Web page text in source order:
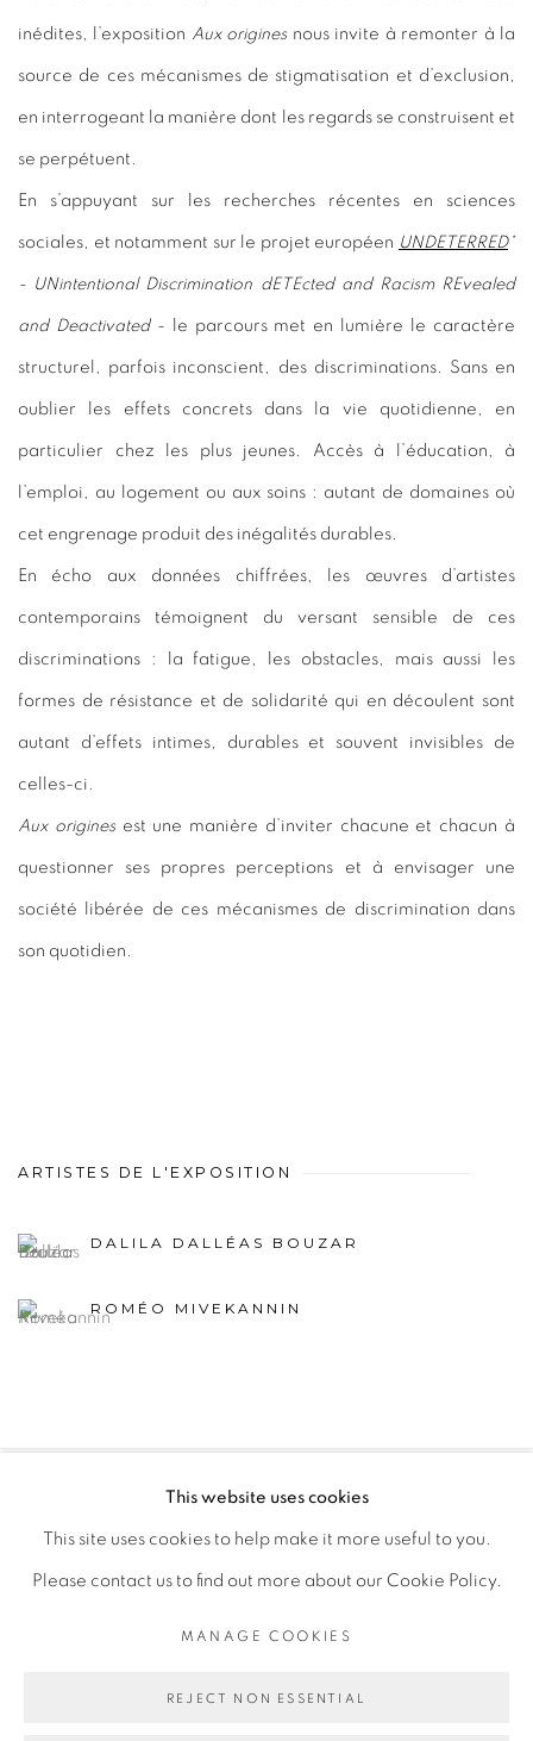
inédites, l’exposition Aux originesnous invite à remonter à la
source de ces mécanismes de stigmatisation et d’exclusion,
en interrogeant la manière dont les regards se construisent et
se perpétuent.
En s’appuyant sur les recherches récentes en sciences
sociales, et notamment sur le projet européen UNDETERRED*
- UNintentional Discrimination dETEcted and Racism REvealed
and Deactivated- le parcours met en lumière le caractère
structurel, parfois inconscient, des discriminations. Sans en
oublier les effets concrets dans la vie quotidienne, en
particulier chez les plus jeunes. Accès à l’éducation, à
l’emploi, au logement ou aux soins : autant de domaines où
cet engrenage produit des inégalités durables.
En écho aux données chiffrées, les œuvres d’artistes
contemporains témoignent du versant sensible de ces
discriminations : la fatigue, les obstacles, mais aussi les
formes de résistance et de solidarité qui en découlent sont
autant d’effets intimes, durables et souvent invisibles de
celles-ci.
Aux originesest une manière d’inviter chacune et chacun à
questionner ses propres perceptions et à envisager une
société libérée de ces mécanismes de discrimination dans
son quotidien.
ARTISTES DE L'EXPOSITION
DALILA DALLÉAS BOUZAR
ROMÉO MIVEKANNIN
MANAGE COOKIES
COPYRIGHT © 2026 GALERIE CÉCILE FAKHOURY
SITE BY ARTLOGIC
This website uses cookies
This site uses cookies to help make it more useful to you.
Please contact us to find out more about our Cookie Policy.
MANAGE COOKIES
REJECT NON ESSENTIAL